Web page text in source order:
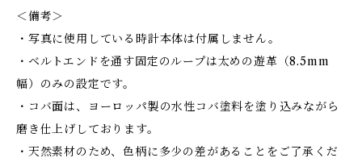
＜備考＞
・写真に使用している時計本体は付属しません。
・ベルトエンドを通す固定のループは太めの遊革（8.5mm
幅）のみの設定です。
・コバ面は、ヨーロッパ製の水性コバ塗料を塗り込みながら
磨き仕上げしております。
・天然素材のため、色柄に多少の差があることをご了承くだ